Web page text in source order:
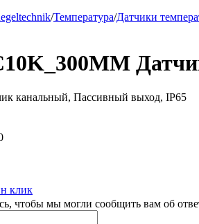
/Температура/Датчики
канальный, Пассивный выход, IP65
клик
чтобы мы могли сообщить вам об